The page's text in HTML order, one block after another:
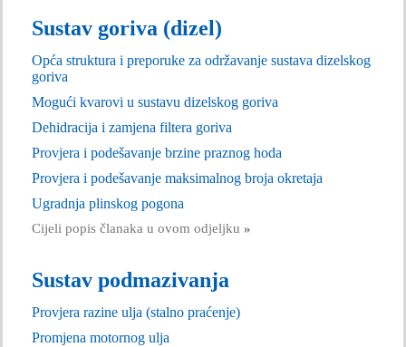
Sustav goriva (dizel)
Opća struktura i preporuke za održavanje sustava dizelskog
goriva
Mogući kvarovi u sustavu dizelskog goriva
Dehidracija i zamjena filtera goriva
Provjera i podešavanje brzine praznog hoda
Provjera i podešavanje maksimalnog broja okretaja
Ugradnja plinskog pogona
Cijeli popis članaka u ovom odjeljku »
Sustav podmazivanja
Provjera razine ulja (stalno praćenje)
Promjena motornog ulja